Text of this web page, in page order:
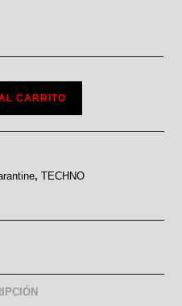
CARRITO
,TECHNO